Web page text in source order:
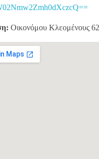
Οικονόμου Κλεομένους